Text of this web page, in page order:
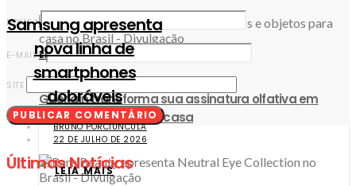
LEIA MAIS
Guerlain transforma sua assinatura olfativa em
coleção de luxo para casa
Samsung apresenta
nova linha de
smartphones
dobráveis
BRUNO PORCIUNCULA
22 DE JULHO DE 2026
LEIA MAIS
NOME*
E-MAIL*
SITE
Últimas Notícias